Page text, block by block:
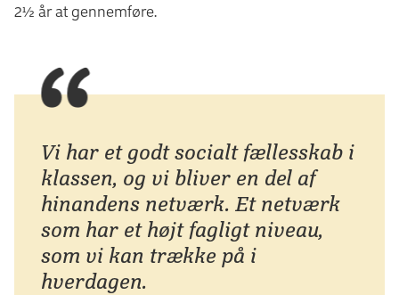
2½ år at gennemføre.
Vi har et godt socialt fællesskab i
klassen, og vi bliver en del af
hinandens netværk. Et netværk
som har et højt fagligt niveau,
som vi kan trække på i
hverdagen.